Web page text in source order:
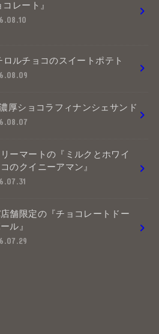
コレート』
ロルチョコのスイートポテト
厚ショコラフィナンシェサンド
ーマートの『ミルクとホワイ
のクイニーアマン』
舗限定の『チョコレートドー
ル』